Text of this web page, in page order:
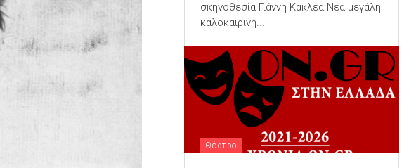
σκηνοθεσία Γιάννη Κακλέα Νέα μεγάλη
καλοκαιρινή...
Θέατρο